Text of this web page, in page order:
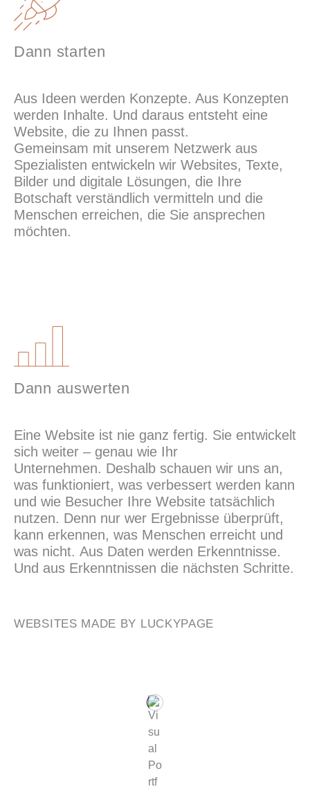
Dann starten
Aus Ideen werden Konzepte. Aus Konzepten
werden Inhalte. Und daraus entsteht eine
Website, die zu Ihnen passt.
Gemeinsam mit unserem Netzwerk aus
Spezialisten entwickeln wir Websites, Texte,
Bilder und digitale Lösungen, die Ihre
Botschaft verständlich vermitteln und die
Menschen erreichen, die Sie ansprechen
möchten.
Dann auswerten
Eine Website ist nie ganz fertig. Sie entwickelt
sich weiter – genau wie Ihr
Unternehmen. Deshalb schauen wir uns an,
was funktioniert, was verbessert werden kann
und wie Besucher Ihre Website tatsächlich
nutzen. Denn nur wer Ergebnisse überprüft,
kann erkennen, was Menschen erreicht und
was nicht. Aus Daten werden Erkenntnisse.
Und aus Erkenntnissen die nächsten Schritte.
WEBSITES MADE BY LUCKYPAGE